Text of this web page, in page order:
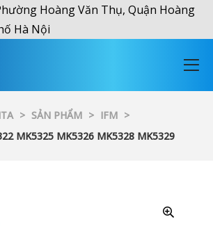
Hoàng Văn Thụ, Quận Hoàng
Hà Nội
> SẢN PHẨM > IFM >
MK5325 MK5326 MK5328 MK5329